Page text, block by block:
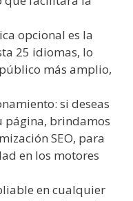
opcional es la
25 idiomas, lo
más amplio,
si deseas
página, brindamos
SEO, para
en los motores
en cualquier